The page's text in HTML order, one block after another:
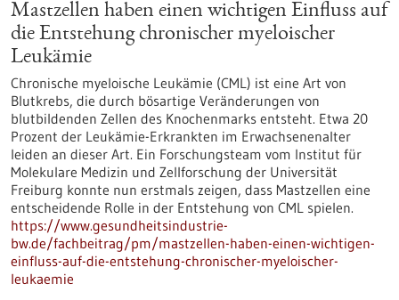
Mastzellen haben einen wichtigen Einfluss auf
die Entstehung chronischer myeloischer
Leukämie
Chronische myeloische Leukämie (CML) ist eine Art von
Blutkrebs, die durch bösartige Veränderungen von
blutbildenden Zellen des Knochenmarks entsteht. Etwa 20
Prozent der Leukämie-Erkrankten im Erwachsenenalter
leiden an dieser Art. Ein Forschungsteam vom Institut für
Molekulare Medizin und Zellforschung der Universität
Freiburg konnte nun erstmals zeigen, dass Mastzellen eine
entscheidende Rolle in der Entstehung von CML spielen.
https://www.gesundheitsindustrie-
bw.de/fachbeitrag/pm/mastzellen-haben-einen-wichtigen-
einfluss-auf-die-entstehung-chronischer-myeloischer-
leukaemie